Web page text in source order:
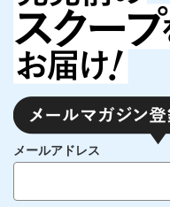
メールアドレス